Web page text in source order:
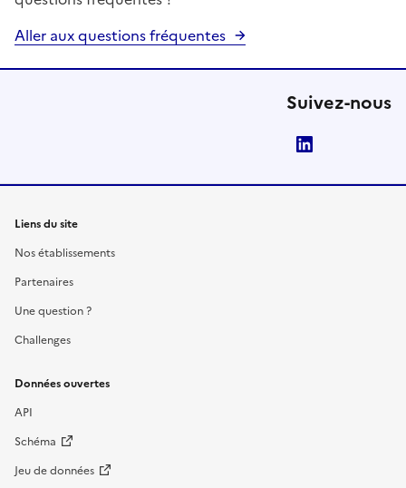
Aller aux questions fréquentes
Suivez-nous
Liens du site
Nos établissements
Partenaires
Une question ?
Challenges
Données ouvertes
API
Schéma
Jeu de données